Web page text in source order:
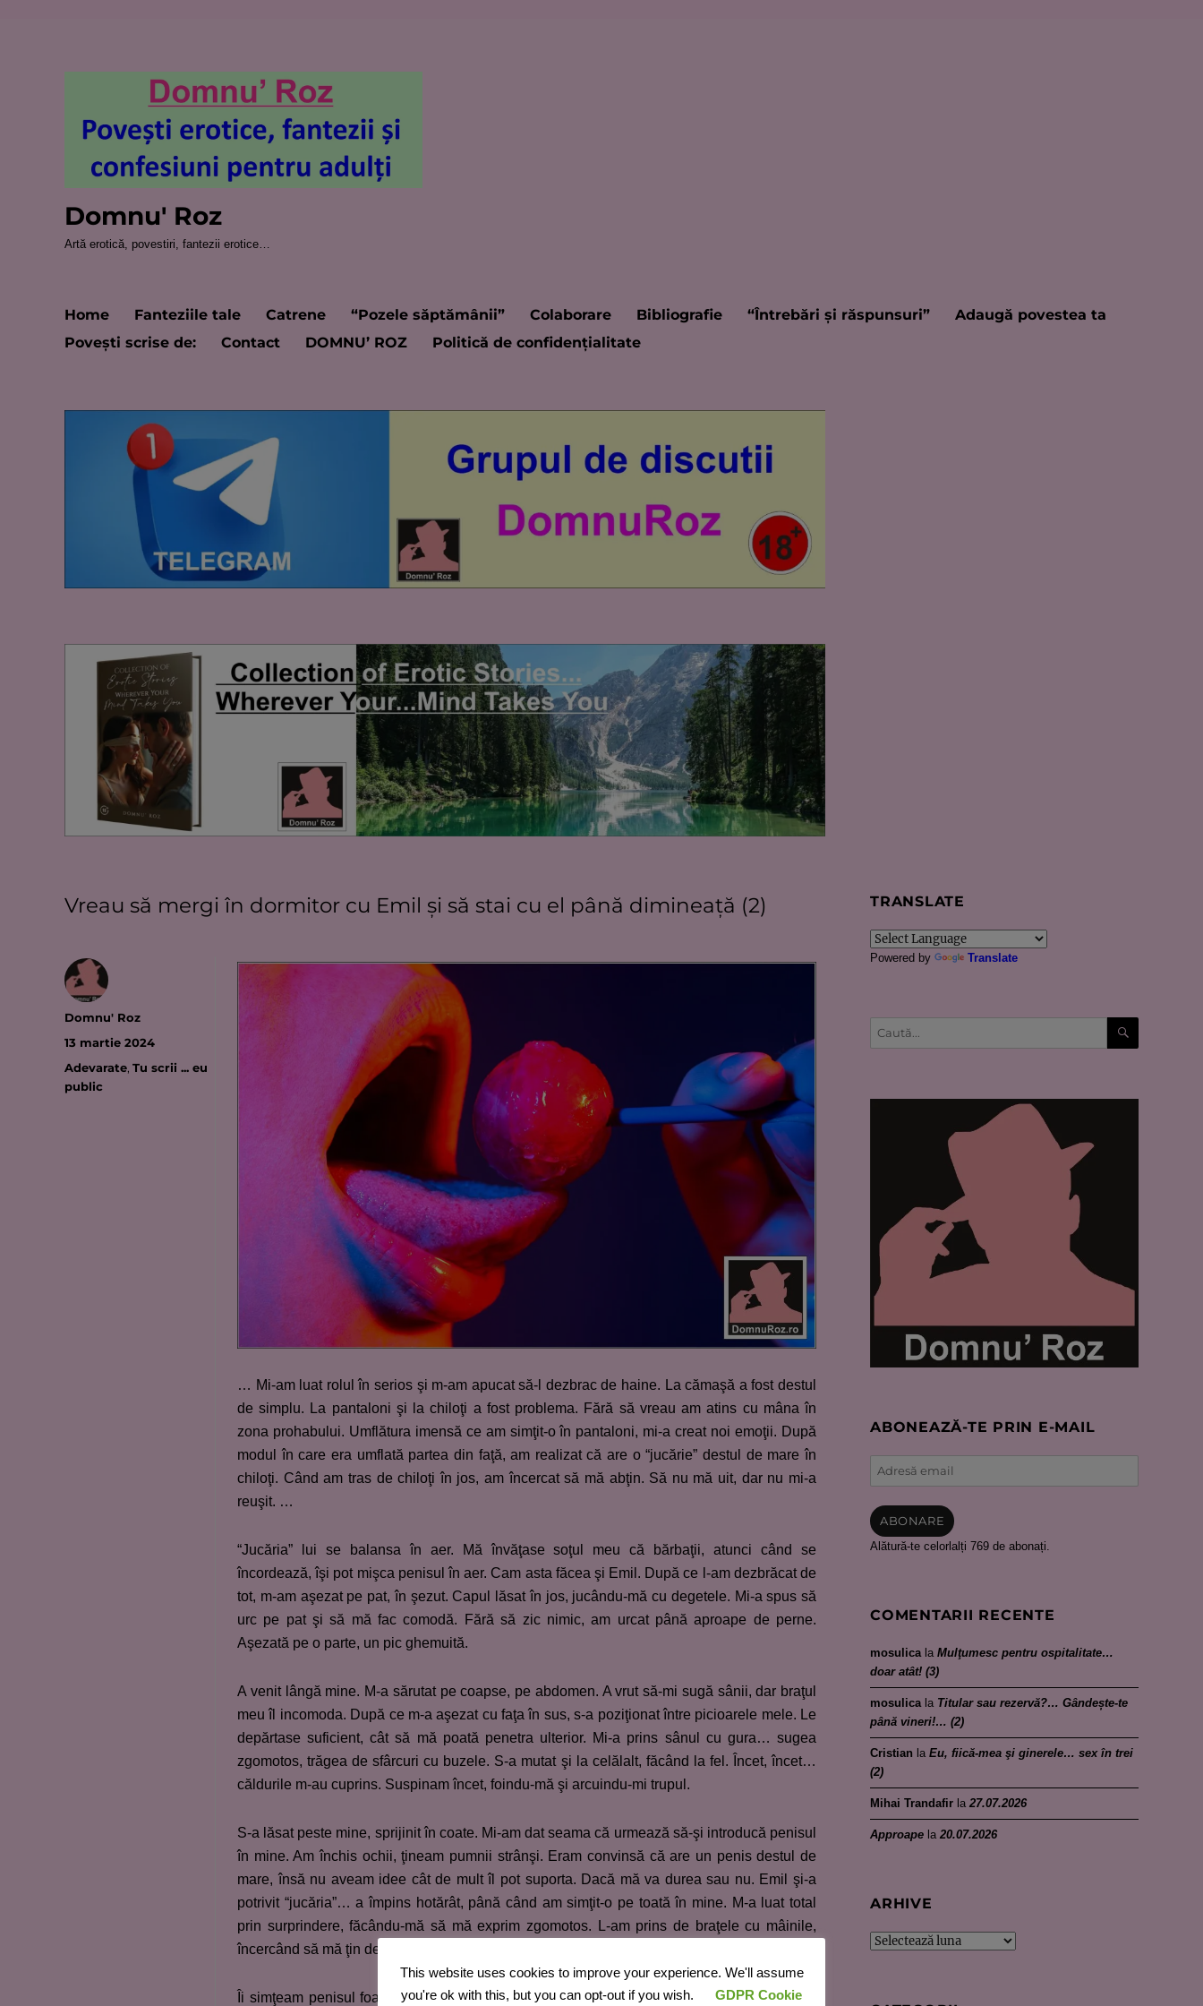
Domnu' Roz
Artă erotică, povestiri, fantezii erotice…
Home Fanteziile tale Catrene “Pozele săptămânii” Colaborare Bibliografie “Întrebări şi răspunsuri”
Adaugă povestea ta
Poveşti scrise de:
Contact DOMNU’ ROZ Politică de confidențialitate
Vreau să mergi în dormitor cu Emil şi să stai cu el până dimineaţă (2)
… Mi-am luat rolul în serios şi m-am apucat să-l dezbrac de haine. La cămaşă a fost destul
de simplu. La pantaloni şi la chiloţi a fost problema. Fără să vreau am atins cu mâna în
zona prohabului. Umflătura imensă ce am simţit-o în pantaloni, mi-a creat noi emoţii. După
modul în care era umflată partea din faţă, am realizat că are o “jucărie” destul de mare în
chiloţi. Când am tras de chiloţi în jos, am încercat să mă abţin. Să nu mă uit, dar nu mi-a
reuşit. …
“Jucăria” lui se balansa în aer. Mă învăţase soţul meu că bărbaţii, atunci când se
încordează, îşi pot mişca penisul în aer. Cam asta făcea şi Emil. După ce l-am dezbrăcat de
tot, m-am aşezat pe pat, în şezut. Capul lăsat în jos, jucându-mă cu degetele. Mi-a spus să
urc pe pat şi să mă fac comodă. Fără să zic nimic, am urcat până aproape de perne.
Aşezată pe o parte, un pic ghemuită.
A venit lângă mine. M-a sărutat pe coapse, pe abdomen. A vrut să-mi sugă sânii, dar braţul
meu îl incomoda. După ce m-a aşezat cu faţa în sus, s-a poziţionat între picioarele mele. Le
depărtase suficient, cât să mă poată penetra ulterior. Mi-a prins sânul cu gura… sugea
zgomotos, trăgea de sfârcuri cu buzele. S-a mutat şi la celălalt, făcând la fel. Încet, încet…
căldurile m-au cuprins. Suspinam încet, foindu-mă şi arcuindu-mi trupul.
S-a lăsat peste mine, sprijinit în coate. Mi-am dat seama că urmează să-şi introducă penisul
în mine. Am închis ochii, ţineam pumnii strânşi. Eram convinsă că are un penis destul de
mare, însă nu aveam idee cât de mult îl pot suporta. Dacă mă va durea sau nu. Emil şi-a
potrivit “jucăria”… a împins hotărât, până când am simţit-o pe toată în mine. M-a luat total
prin surprindere, făcându-mă să mă exprim zgomotos. L-am prins de braţele cu mâinile,
încercând să mă ţin de el. Aproape că-mi băgasem unghiile în carnea lui.
Îi simţeam penisul foarte gros, faţă de cum eram obişnuită de la soţul meu. Mă săruta pe
Autor
Domnu' Roz
Publicat
13 martie 2024
Categorii
Adevarate, Tu scrii ... eu
public
TRANSLATE
Powered by Translate
Caută
după:
CĂUTARE
ABONEAZĂ-TE PRIN E-MAIL
Adresă
email
ABONARE
Alătură-te celorlalți 769 de abonați.
COMENTARII RECENTE
mosulicala Mulţumesc pentru ospitalitate…
doar atât! (3)
mosulicala Titular sau rezervă?… Gândește-te
până vineri!… (2)
Cristian la Eu, fiică-mea şi ginerele… sex în trei
(2)
Mihai Trandafir la 27.07.2026
Approape la 20.07.2026
ARHIVE
Arhive
This website uses cookies to improve your experience. We'll assume
you're ok with this, but you can opt-out if you wish.
GDPR Cookie